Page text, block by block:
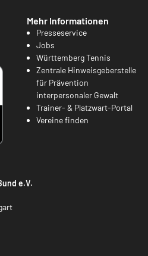
Mehr Informationen
Presseservice
Jobs
Württemberg Tennis
Zentrale Hinweisgeberstelle
für Prävention
interpersonaler Gewalt
Trainer- & Platzwart-Portal
Vereine finden
e.V.